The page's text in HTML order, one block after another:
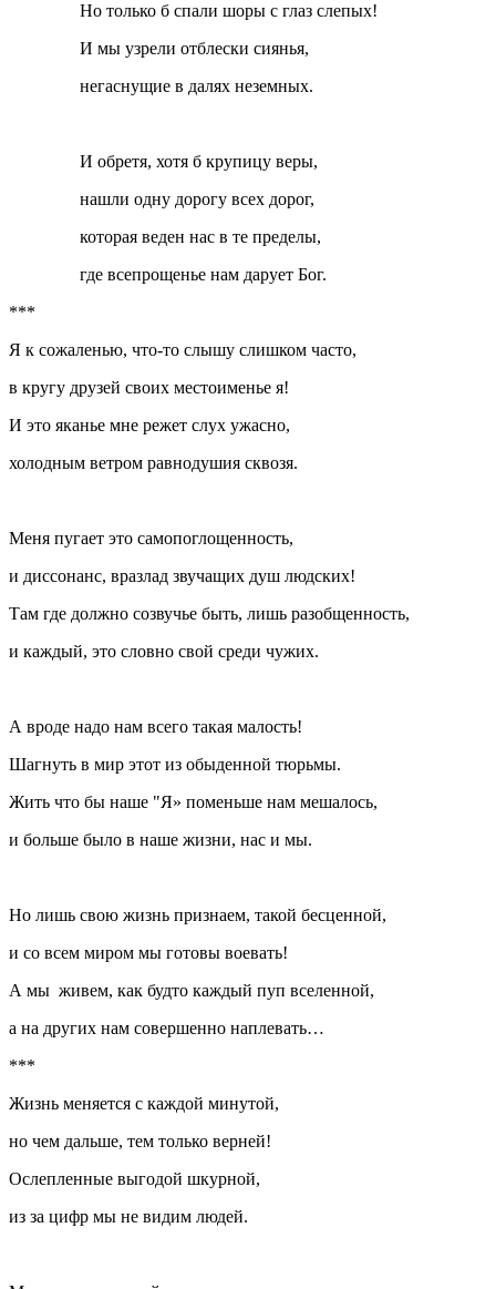
Но только б спали шоры с глаз слепых!
И мы узрели отблески сиянья,
негаснущие в далях неземных.
И обретя, хотя б крупицу веры,
нашли одну дорогу всех дорог,
которая веден нас в те пределы,
где всепрощенье нам дарует Бог.
***
Я к сожаленью, что-то слышу слишком часто, ­
в кругу друзей своих местоименье я!­
И это яканье мне реже­т слух ужасно,­
холодным ветром ­равнодушия сквозя.
Меня пугает это ­самопоглощенность,­
и диссонанс, вразлад звучащих душ людских!
Там где должно созвуч­ье быть, лишь разобщенно­сть,
и каждый, ­это словно свой среди чужих.
А вроде надо нам ­всего такая малость!­
Шагнуть в мир ­этот из обыденной тюр­ьмы.
Жить что бы наше "­Я» поменьше нам мешало­сь,
и больше было ­в наше жизни, нас и мы­.
Но лишь свою жизнь ­признаем, такой бесцен­ной,
и со всем миром ­мы готовы воевать!
А мы живем, как будто­ каждый пуп вселенной,
а на других нам ­совершенно наплевать…
***
Жизнь меняется с каждой минутой,
но чем дальше, тем только верней!
Ослепленные выгодой шкурной,
из за цифр мы не видим людей.